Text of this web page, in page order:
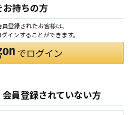
持ちの方
登録されたお客様は、
インすることができます。
員登録されていない方